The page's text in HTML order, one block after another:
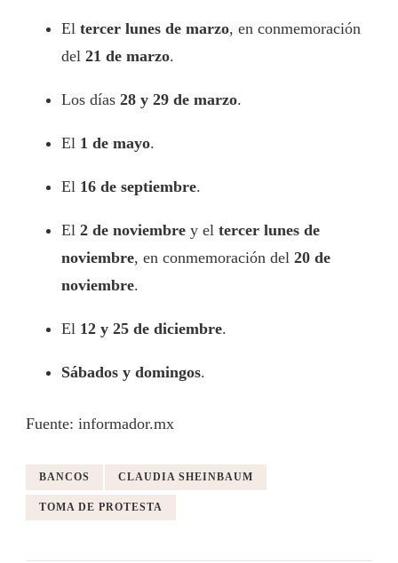
El tercer lunes de marzo, en conmemoración
del 21 de marzo.
Los días 28 y 29 de marzo.
El 1 de mayo.
El 16 de septiembre.
El 2 de noviembre y el tercer lunes de
noviembre, en conmemoración del 20 de
noviembre.
El 12 y 25 de diciembre.
Sábados y domingos.
Fuente: informador.mx
BANCOS CLAUDIA SHEINBAUM
TOMA DE PROTESTA